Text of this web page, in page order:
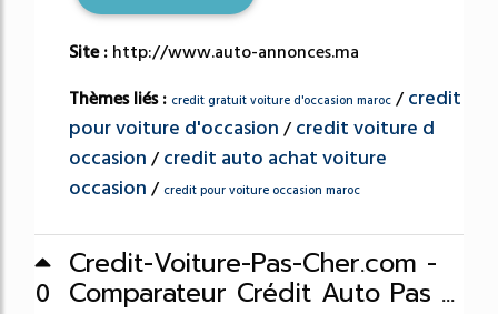
Site : http://www.auto-annonces.ma
Thèmes liés : credit gratuit voiture d'occasion maroc /credit
pour voiture d'occasion /credit voiture d
occasion /credit auto achat voiture
occasion / credit pour voiture occasion maroc
0
Credit-Voiture-Pas-Cher.com -
Comparateur Crédit Auto Pas ...